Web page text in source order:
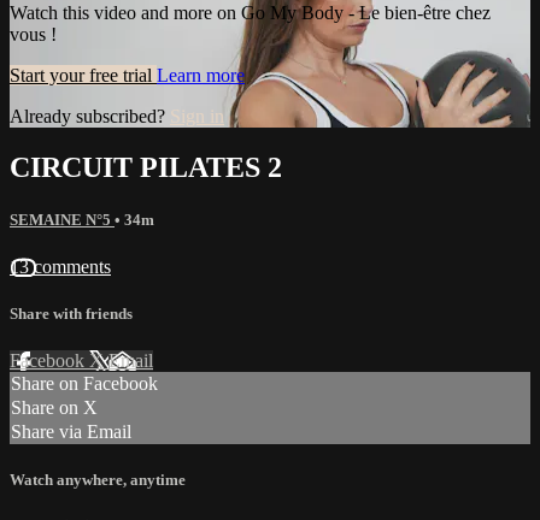
Watch this video and more on Go My Body - Le bien-être chez
vous !
Start your free trial Learn more
Already subscribed? Sign in
CIRCUIT PILATES 2
SEMAINE N°5 • 34m
13 comments
Share with friends
Facebook XEmail
Share on Facebook
Share on X
Share via Email
Watch anywhere, anytime